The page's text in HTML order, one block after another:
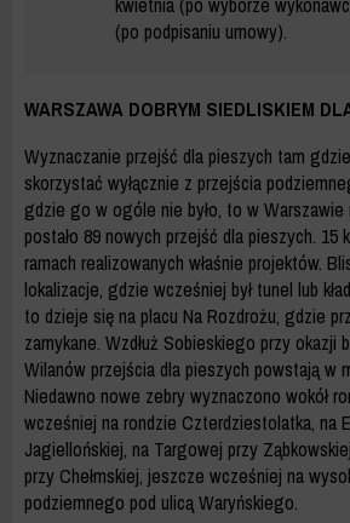
(po podpisaniu umowy).
WARSZAWA DOBRYM SIEDLISKIEM
Wyznaczanie przejść dla pieszych tam
skorzystać wyłącznie z przejścia
gdzie go w ogóle nie było, to w Warszawie
postało 89 nowych przejść dla pieszych.
ramach realizowanych właśnie projektów.
lokalizacje, gdzie wcześniej był tunel lub
to dzieje się na placu Na Rozdrożu, gdzie
zamykane. Wzdłuż Sobieskiego przy okazji
Wilanów przejścia dla pieszych powstają w
Niedawno nowe zebry wyznaczono wokół
wcześniej na rondzie Czterdziestolatka, na
Jagiellońskiej, na Targowej przy
przy Chełmskiej, jeszcze wcześniej na
podziemnego pod ulicą Waryńskiego.